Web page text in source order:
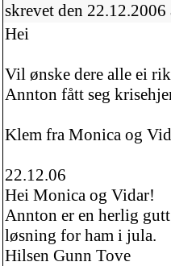
skrevet den
Hei
Vil ønske dere alle ei
Annton fått seg
Klem fra Monica og
22.12.06
Hei Monica og Vidar!
Annton er en herlig
løsning for ham i jula.
Hilsen Gunn Tove